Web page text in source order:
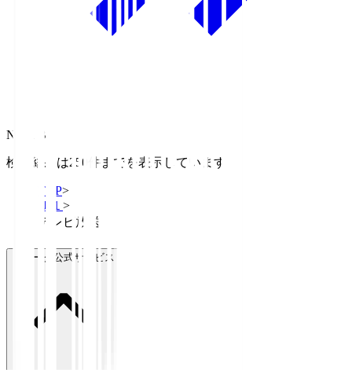
NHK BS
検索結果は250件までを表示しています
TOP>
Ｊ１ >
テレビ放送
Ｊリーグ公式サービス